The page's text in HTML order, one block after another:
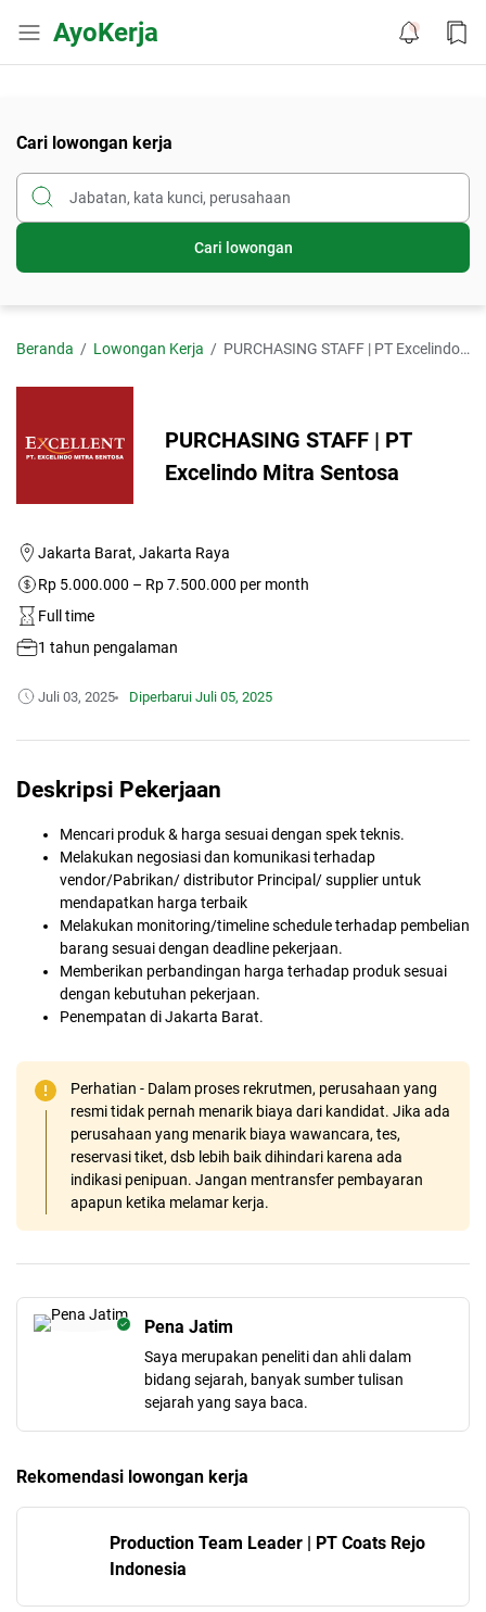
AyoKerja
Cari lowongan kerja
Cari lowongan
Beranda Lowongan Kerja PURCHASING STAFF | PT Excelindo Mitra Sentosa
PURCHASING STAFF | PT
Excelindo Mitra Sentosa
Jakarta Barat, Jakarta Raya
Rp 5.000.000 – Rp 7.500.000 per month
Full time
1 tahun pengalaman
Juli 03, 2025 Diperbarui Juli 05, 2025
Deskripsi Pekerjaan
Mencari produk & harga sesuai dengan spek teknis.
Melakukan negosiasi dan komunikasi terhadap
vendor/Pabrikan/ distributor Principal/ supplier untuk
mendapatkan harga terbaik
Melakukan monitoring/timeline schedule terhadap pembelian
barang sesuai dengan deadline pekerjaan.
Memberikan perbandingan harga terhadap produk sesuai
dengan kebutuhan pekerjaan.
Penempatan di Jakarta Barat.
Perhatian - Dalam proses rekrutmen, perusahaan yang
resmi tidak pernah menarik biaya dari kandidat. Jika ada
perusahaan yang menarik biaya wawancara, tes,
reservasi tiket, dsb lebih baik dihindari karena ada
indikasi penipuan. Jangan mentransfer pembayaran
apapun ketika melamar kerja.
Pena Jatim
Saya merupakan peneliti dan ahli dalam
bidang sejarah, banyak sumber tulisan
sejarah yang saya baca.
Rekomendasi lowongan kerja
Production Team Leader | PT Coats Rejo
Indonesia